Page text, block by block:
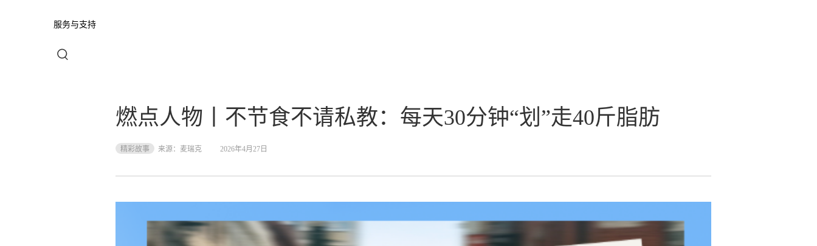
服务与支持
燃点人物丨不节食不请私教：每天30分钟“划”走40斤脂肪
精彩故事 来源： 麦瑞克 2026年4月27日